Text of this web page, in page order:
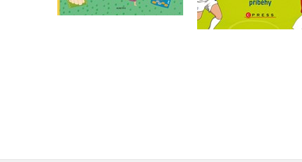
249 Kč
199 Kč
Do košíku
369 Kč
295 Kč